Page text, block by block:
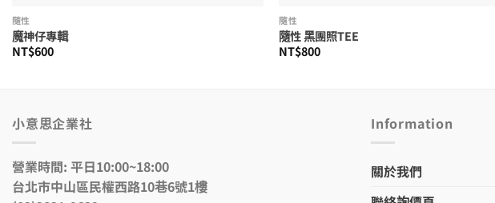
隨性
魔神仔專輯
NT$600
隨性
隨性 黑團照TEE
NT$800
小意思企業社
營業時間: 平日10:00~18:00
台北市中山區民權西路10巷6號1樓
Information
關於我們